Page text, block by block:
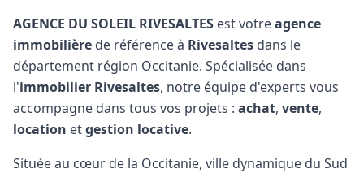
AGENCE DU SOLEIL RIVESALTES est votreagence
immobilière de référence à Rivesaltes dans le
département région Occitanie. Spécialisée dans
l'immobilier Rivesaltes, notre équipe d'experts vous
accompagne dans tous vos projets : achat, vente,
location etgestion locative.
Située au cœur de la Occitanie, ville dynamique du Sud